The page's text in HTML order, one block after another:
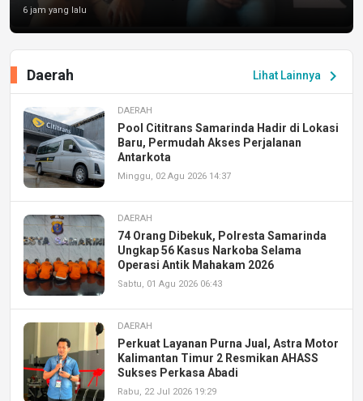
6 jam yang lalu
Lihat Lainnya chevron_right
Daerah
DAERAH
Pool Cititrans Samarinda Hadir di Lokasi
Baru, Permudah Akses Perjalanan
Antarkota
Minggu, 02 Agu 2026 14:37
DAERAH
74 Orang Dibekuk, Polresta Samarinda
Ungkap 56 Kasus Narkoba Selama
Operasi Antik Mahakam 2026
Sabtu, 01 Agu 2026 06:43
DAERAH
Perkuat Layanan Purna Jual, Astra Motor
Kalimantan Timur 2 Resmikan AHASS
Sukses Perkasa Abadi
Rabu, 22 Jul 2026 19:29